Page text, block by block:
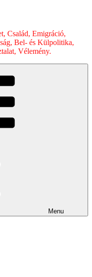
Család, Emigráció,
Bel- és Külpolitika,
Vélemény.
Menu